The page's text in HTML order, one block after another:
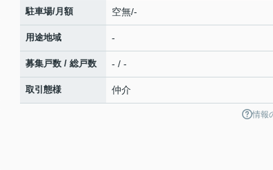
駐車場/月額 空無/-
用途地域 -
募集戸数 / 総戸数 - / -
取引態様 仲介
情報